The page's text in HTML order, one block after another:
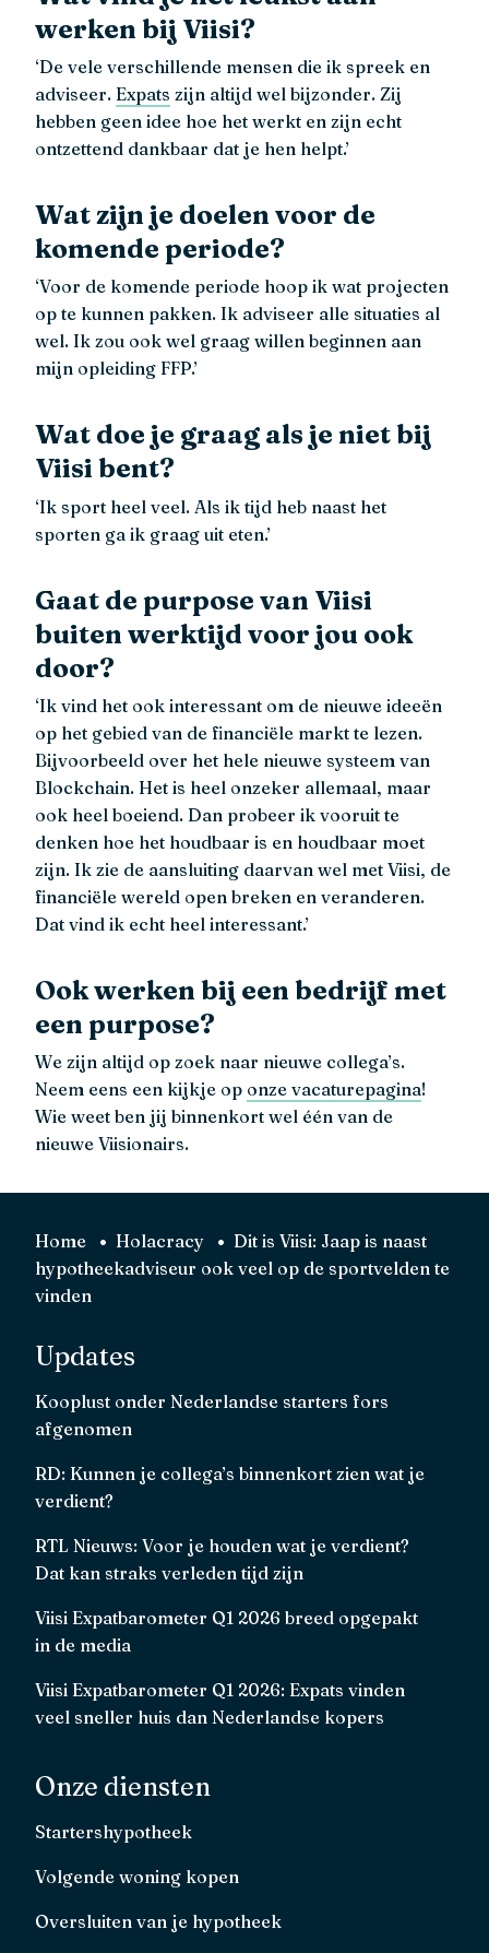
werken bij Viisi?
‘De vele verschillende mensen die ik spreek en
adviseer. Expats zijn altijd wel bijzonder. Zij
hebben geen idee hoe het werkt en zijn echt
ontzettend dankbaar dat je hen helpt.’
Wat zijn je doelen voor de
komende periode?
‘Voor de komende periode hoop ik wat projecten
op te kunnen pakken. Ik adviseer alle situaties al
wel. Ik zou ook wel graag willen beginnen aan
mijn opleiding FFP.’
Wat doe je graag als je niet bij
Viisi bent?
‘Ik sport heel veel. Als ik tijd heb naast het
sporten ga ik graag uit eten.’
Gaat de purpose van Viisi
buiten werktijd voor jou ook
door?
‘Ik vind het ook interessant om de nieuwe ideeën
op het gebied van de financiële markt te lezen.
Bijvoorbeeld over het hele nieuwe systeem van
Blockchain. Het is heel onzeker allemaal, maar
ook heel boeiend. Dan probeer ik vooruit te
denken hoe het houdbaar is en houdbaar moet
zijn. Ik zie de aansluiting daarvan wel met Viisi, de
financiële wereld open breken en veranderen.
Dat vind ik echt heel interessant.’
Ook werken bij een bedrijf met
een purpose?
We zijn altijd op zoek naar nieuwe collega’s.
Neem eens een kijkje op onze vacaturepagina!
Wie weet ben jij binnenkort wel één van de
nieuwe Viisionairs.
Home Holacracy
Dit is Viisi: Jaap is naast
hypotheekadviseur ook veel op de sportvelden te
vinden
Updates
Kooplust onder Nederlandse starters fors
afgenomen
RD: Kunnen je collega’s binnenkort zien wat je
verdient?
RTL Nieuws: Voor je houden wat je verdient?
Dat kan straks verleden tijd zijn
Viisi Expatbarometer Q1 2026 breed opgepakt
in de media
Viisi Expatbarometer Q1 2026: Expats vinden
veel sneller huis dan Nederlandse kopers
Onze diensten
Startershypotheek
Volgende woning kopen
Oversluiten van je hypotheek